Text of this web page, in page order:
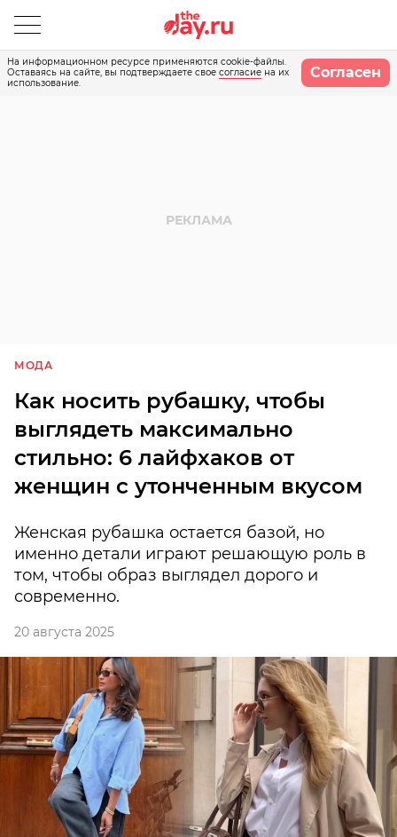
На информационном ресурсе применяются cookie-файлы.
Оставаясь на сайте, вы подтверждаете свое согласие на их
использование.
Согласен
МОДА
Как носить рубашку, чтобы
выглядеть максимально
стильно: 6 лайфхаков от
женщин с утонченным вкусом
Женская рубашка остается базой, но
именно детали играют решающую роль в
том, чтобы образ выглядел дорого и
современно.
20 августа 2025